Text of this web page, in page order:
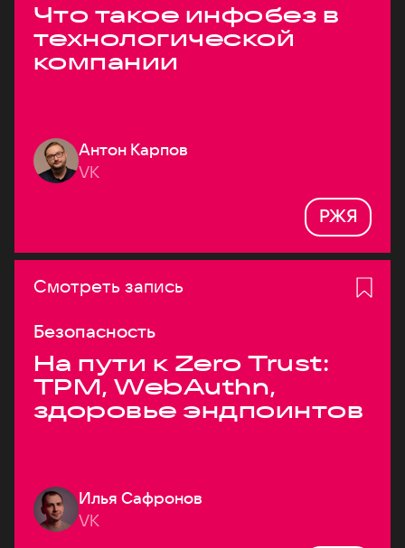
Что такое инфобез в
технологической
компании
Антон Карпов
VK
РЖЯ
Смотреть запись
Безопасность
На пути к Zero Trust:
TPM, WebAuthn,
здоровье эндпоинтов
Илья Сафронов
VK